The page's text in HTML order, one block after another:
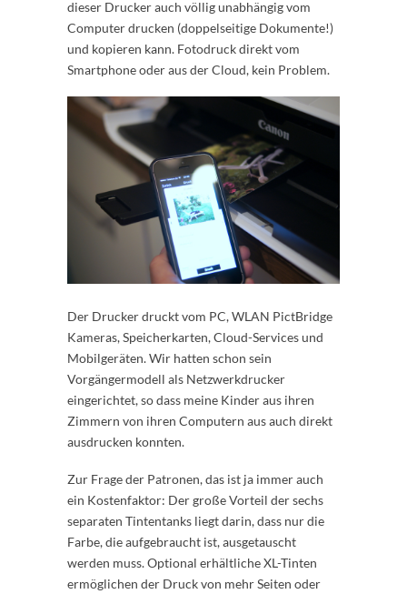
dieser Drucker auch völlig unabhängig vom
Computer drucken (doppelseitige Dokumente!)
und kopieren kann. Fotodruck direkt vom
Smartphone oder aus der Cloud, kein Problem.
Der Drucker druckt vom PC, WLAN PictBridge
Kameras, Speicherkarten, Cloud-Services und
Mobilgeräten. Wir hatten schon sein
Vorgängermodell als Netzwerkdrucker
eingerichtet, so dass meine Kinder aus ihren
Zimmern von ihren Computern aus auch direkt
ausdrucken konnten.
Zur Frage der Patronen, das ist ja immer auch
ein Kostenfaktor: Der große Vorteil der sechs
separaten Tintentanks liegt darin, dass nur die
Farbe, die aufgebraucht ist, ausgetauscht
werden muss. Optional erhältliche XL-Tinten
ermöglichen der Druck von mehr Seiten oder